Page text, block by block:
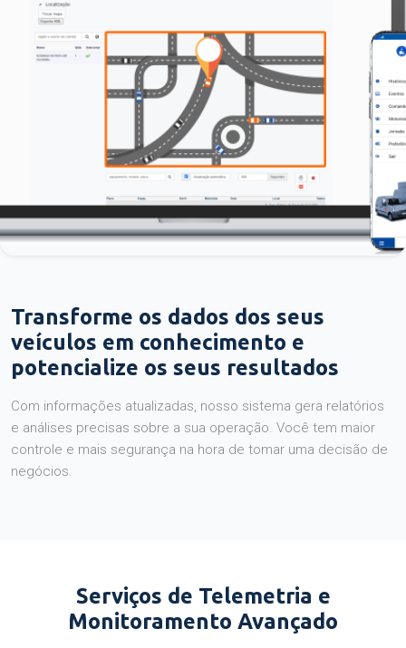
Transforme os dados dos seus
veículos em conhecimento e
potencialize os seus resultados
Com informações atualizadas, nosso sistema gera relatórios
e análises precisas sobre a sua operação. Você tem maior
controle e mais segurança na hora de tomar uma decisão de
negócios.
Serviços de Telemetria e
Monitoramento Avançado